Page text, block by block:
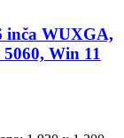
inča WUXGA,
Win 11